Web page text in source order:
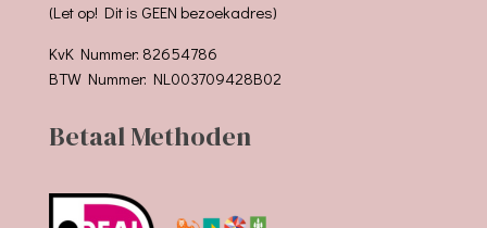
(Let op! Dit is GEEN bezoekadres)
KvK Nummer: 82654786
BTW Nummer: NL003709428B02
Betaal Methoden